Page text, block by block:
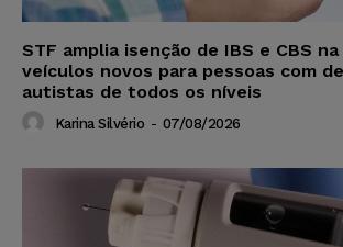
STF amplia isenção de IBS e CBS
veículos novos para pessoas com
autistas de todos os níveis
Karina Silvério - 07/08/2026